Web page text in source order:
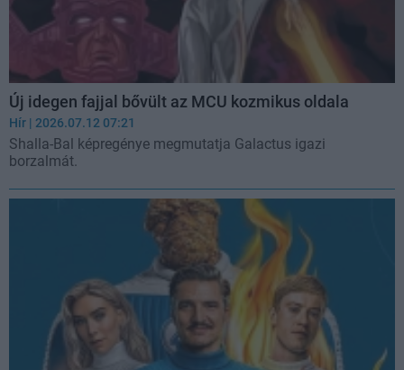
Új idegen fajjal bővült az MCU kozmikus oldala
Hír | 2026.07.12 07:21
Shalla-Bal képregénye megmutatja Galactus igazi
borzalmát.